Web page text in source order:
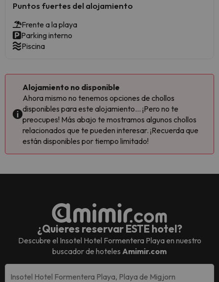
Puntos fuertes del alojamiento
Frente a la playa
Parking interno
Piscina
Alojamiento no disponible
Ahora mismo no tenemos opciones de chollos
disponibles para este alojamiento... ¡Pero no te
preocupes! Más abajo te mostramos algunos chollos
relacionados que te pueden interesar. ¡Recuerda que
están disponibles por tiempo limitado!
¿Quieres reservar ESTE hotel?
Descubre el Insotel Hotel Formentera Playaen nuestro
buscador de hoteles Amimir.com